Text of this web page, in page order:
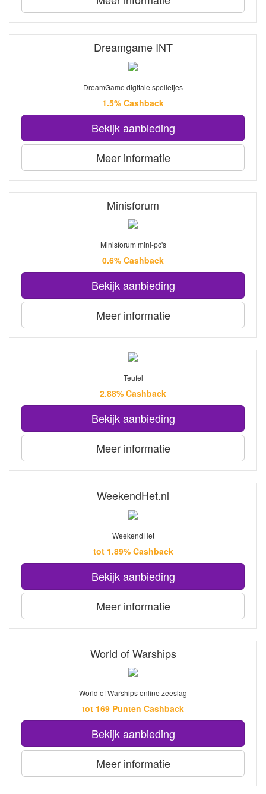
Dreamgame INT
DreamGame digitale spelletjes
1.5% Cashback
Bekijk aanbieding
Meer informatie
Minisforum
Minisforum mini-pc's
0.6% Cashback
Bekijk aanbieding
Meer informatie
Teufel
2.88% Cashback
Bekijk aanbieding
Meer informatie
WeekendHet.nl
WeekendHet
tot 1.89% Cashback
Bekijk aanbieding
Meer informatie
World of Warships
World of Warships online zeeslag
tot 169 Punten Cashback
Bekijk aanbieding
Meer informatie